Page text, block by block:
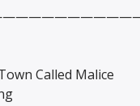
Called Malice